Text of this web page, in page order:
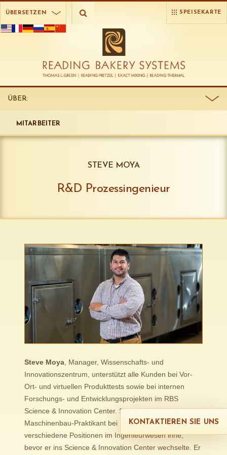
ÜBERSETZEN SPEISEKARTE
ÜBER:
MITARBEITER
STEVE MOYA
R&D Prozessingenieur
Steve Moya, Manager, Wissenschafts- und
Innovationszentrum, unterstützt alle Kunden bei Vor-
Ort- und virtuellen Produkttests sowie bei internen
Forschungs- und Entwicklungsprojekten im RBS
Science & Innovation Center. Steve fing 2017 als
Maschinenbau-Praktikant bei RBS an und hatte
verschiedene Positionen im Ingenieurwesen inne,
bevor er ins Science & Innovation Center wechselte. Er
KONTAKTIEREN SIE UNS